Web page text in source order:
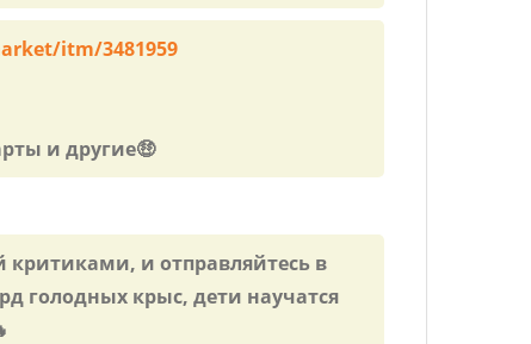
itm/3481959
и другие🤑
и отправляйтесь в
голодных крыс, дети научатся